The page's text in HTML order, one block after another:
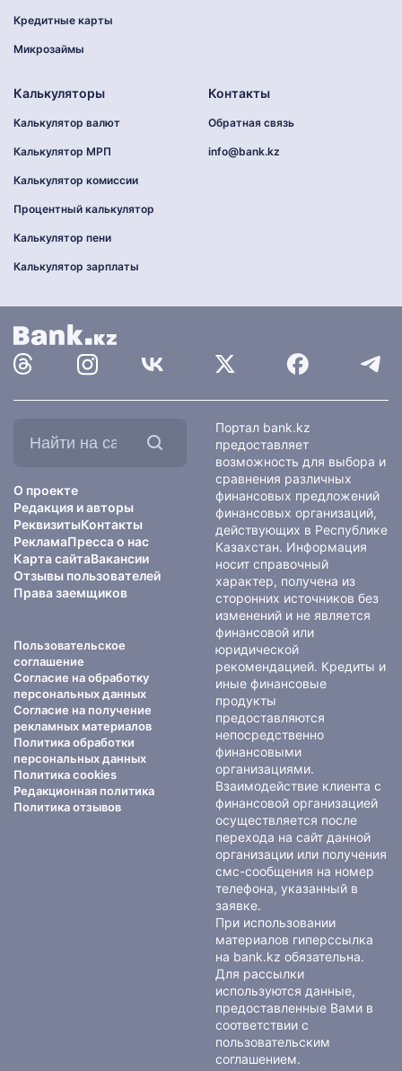
Кредитные карты
Микрозаймы
Калькуляторы
Калькулятор валют
Калькулятор МРП
Калькулятор комиссии
Процентный калькулятор
Калькулятор пени
Калькулятор зарплаты
Контакты
Обратная связь
info@bank.kz
О проекте
Редакция и авторы
РеквизитыКонтакты
РекламаПресса о нас
Карта сайтаВакансии
Отзывы пользователей
Права заемщиков
Пользовательское
соглашение
Согласие на обработку
персональных данных
Согласие на получение
рекламных материалов
Политика обработки
персональных данных
Политика cookies
Редакционная политика
Политика отзывов
Портал bank.kz
предоставляет
возможность для выбора и
сравнения различных
финансовых предложений
финансовых организаций,
действующих в Республике
Казахстан. Информация
носит справочный
характер, получена из
сторонних источников без
изменений и не является
финансовой или
юридической
рекомендацией. Кредиты и
иные финансовые
продукты
предоставляются
непосредственно
финансовыми
организациями.
Взаимодействие клиента с
финансовой организацией
осуществляется после
перехода на сайт данной
организации или получения
смс-сообщения на номер
телефона, указанный в
заявке.
При использовании
материалов гиперссылка
на bank.kz обязательна.
Для рассылки
используются данные,
предоставленные Вами в
соответствии с
пользовательским
соглашением.